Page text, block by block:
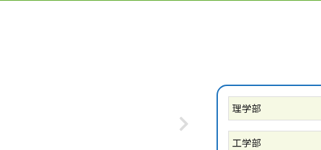
理学部
工学部